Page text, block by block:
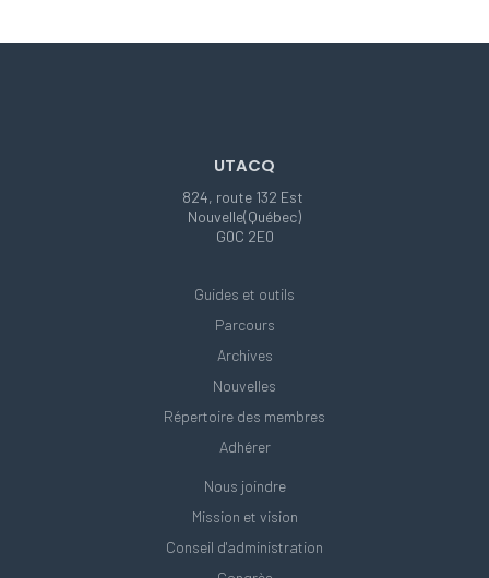
UTACQ
824, route 132 Est
Nouvelle(Québec)
G0C 2E0
Guides et outils
Parcours
Archives
Nouvelles
Répertoire des membres
Adhérer
Nous joindre
Mission et vision
Conseil d'administration